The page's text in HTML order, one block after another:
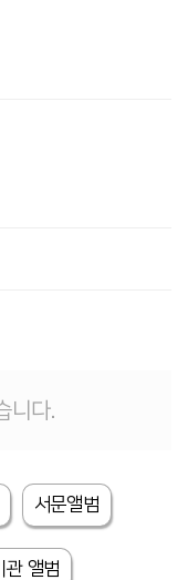
니다.
서문앨범
관 앨범